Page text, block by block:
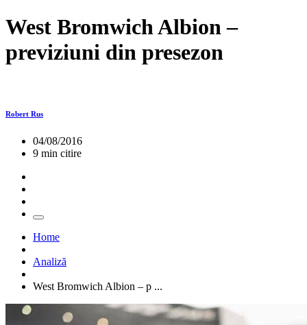
West Bromwich Albion –
previziuni din presezon
Robert Rus
04/08/2016
9 min citire
Home
Analiză
West Bromwich Albion – p ...